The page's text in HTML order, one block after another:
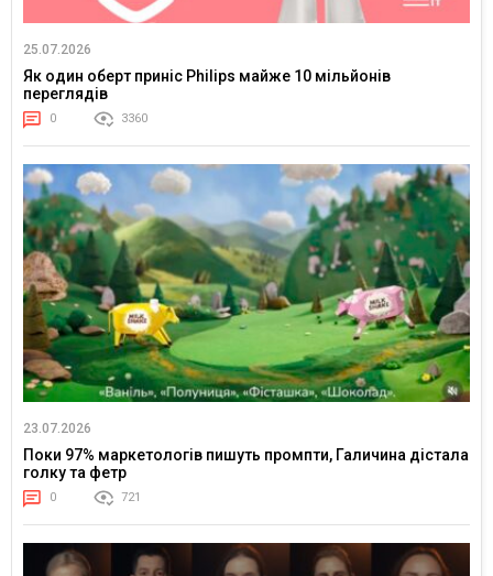
25.07.2026
Як один оберт приніс Philips майже 10 мільйонів
переглядів
0 3360
23.07.2026
Поки 97% маркетологів пишуть промпти, Галичина дістала
голку та фетр
0 721